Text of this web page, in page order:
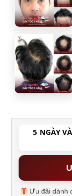
5 NGÀY
Ưu đãi dành